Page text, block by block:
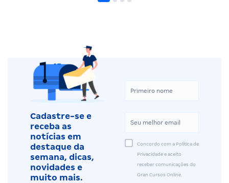
Cadastre-se e
receba as
notícias em
destaque da
semana, dicas,
novidades e
muito mais.
Concordo com a Política de
Privacidade e aceito
receber comunicações do
Gran Cursos Online.